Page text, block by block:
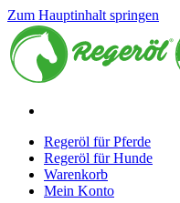
Zum Hauptinhalt springen
Regeröl für Pferde
Regeröl für Hunde
Warenkorb
Mein Konto